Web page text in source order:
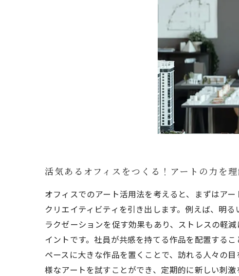
活気あるオフィスをつくる！アートの力を理
オフィスでのアート活用法を考えると、まずはア
クリエイティビティを引き出します。例えば、明
ラクゼーションを促す効果もあり、ストレスの軽
イントです。社員が共感を持てる作品を配置する
ペースに大きな作品を置くことで、訪れる人々の
様なアートを試すことができ、定期的に新しい刺激